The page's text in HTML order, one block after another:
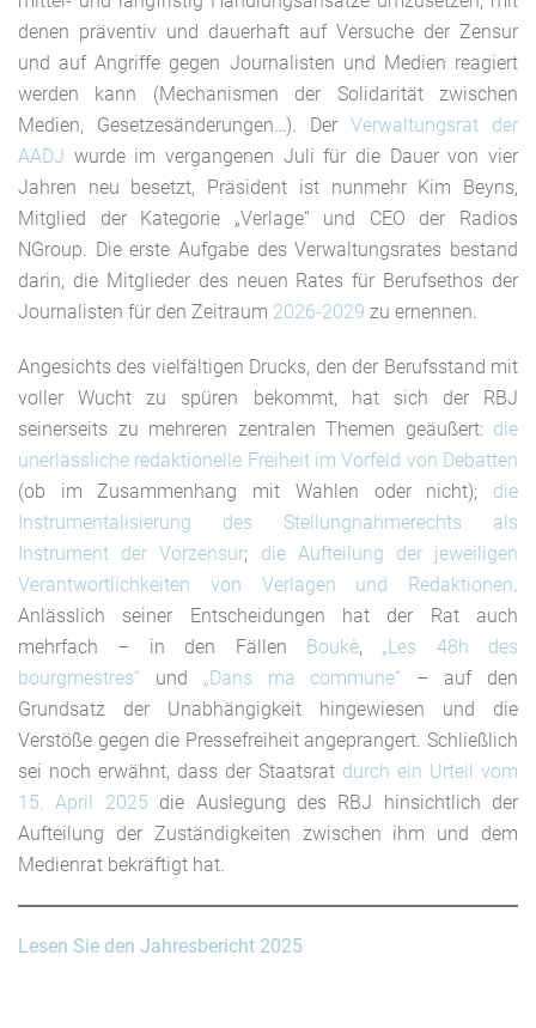
denen präventiv und dauerhaft auf Versuche der Zensur
und auf Angriffe gegen Journalisten und Medien reagiert
werden kann (Mechanismen der Solidarität zwischen
Medien, Gesetzesänderungen…). Der Verwaltungsrat der
AADJ wurde im vergangenen Juli für die Dauer von vier
Jahren neu besetzt, Präsident ist nunmehr Kim Beyns,
Mitglied der Kategorie „Verlage“ und CEO der Radios
NGroup. Die erste Aufgabe des Verwaltungsrates bestand
darin, die Mitglieder des neuen Rates für Berufsethos der
Journalisten für den Zeitraum 2026-2029 zu ernennen.
Angesichts des vielfältigen Drucks, den der Berufsstand mit
voller Wucht zu spüren bekommt, hat sich der RBJ
seinerseits zu mehreren zentralen Themen geäußert: die
unerlässliche redaktionelle Freiheit im Vorfeld von Debatten
(ob im Zusammenhang mit Wahlen oder nicht); die
Instrumentalisierung des Stellungnahmerechts als
Instrument der Vorzensur; die Aufteilung der jeweiligen
Verantwortlichkeiten von Verlagen und Redaktionen
Anlässlich seiner Entscheidungen hat der Rat auch
mehrfach – in den Fällen Boukè, „Les 48h des
bourgmestres“ und „Dans ma commune“ – auf den
Grundsatz der Unabhängigkeit hingewiesen und die
Verstöße gegen die Pressefreiheit angeprangert. Schließlich
sei noch erwähnt, dass der Staatsrat durch ein Urteil vom
15. April 2025 die Auslegung des RBJ hinsichtlich der
Aufteilung der Zuständigkeiten zwischen ihm und dem
Medienrat bekräftigt hat.
Lesen Sie den Jahresbericht 2025